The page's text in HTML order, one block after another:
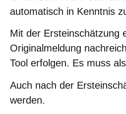
automatisch in Kenntnis
Mit der Ersteinschätzung
Originalmeldung
Tool erfolgen. Es muss
Auch nach der
werden.